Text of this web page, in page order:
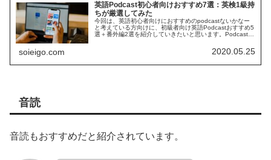
英語Podcast初心者向けおすすめ7選：英検1級持
ちが厳選してみた
今回は、英語初心者向けにおすすめのpodcastないかなー
と考えている方向けに、初級者向け英語Podcastおすすめ5
選＋番外編2選を紹介していきたいと思います。Podcastは
soieigo.com 2020.05.25
音読
音読もおすすめだと紹介されています。